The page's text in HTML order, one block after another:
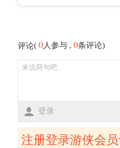
评论( 0 人参与 , 0条评论)
登录
注册登录游侠会